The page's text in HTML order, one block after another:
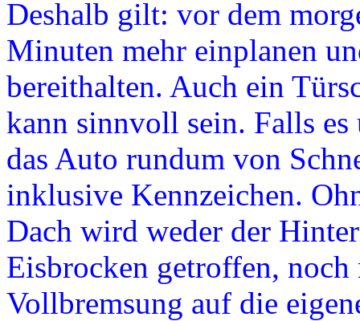
Deshalb gilt: vor dem
Minuten mehr einplanen
bereithalten. Auch ein
kann sinnvoll sein. Falls es
das Auto rundum von
inklusive Kennzeichen.
Dach wird weder der
Eisbrocken getroffen, noch
Vollbremsung auf die